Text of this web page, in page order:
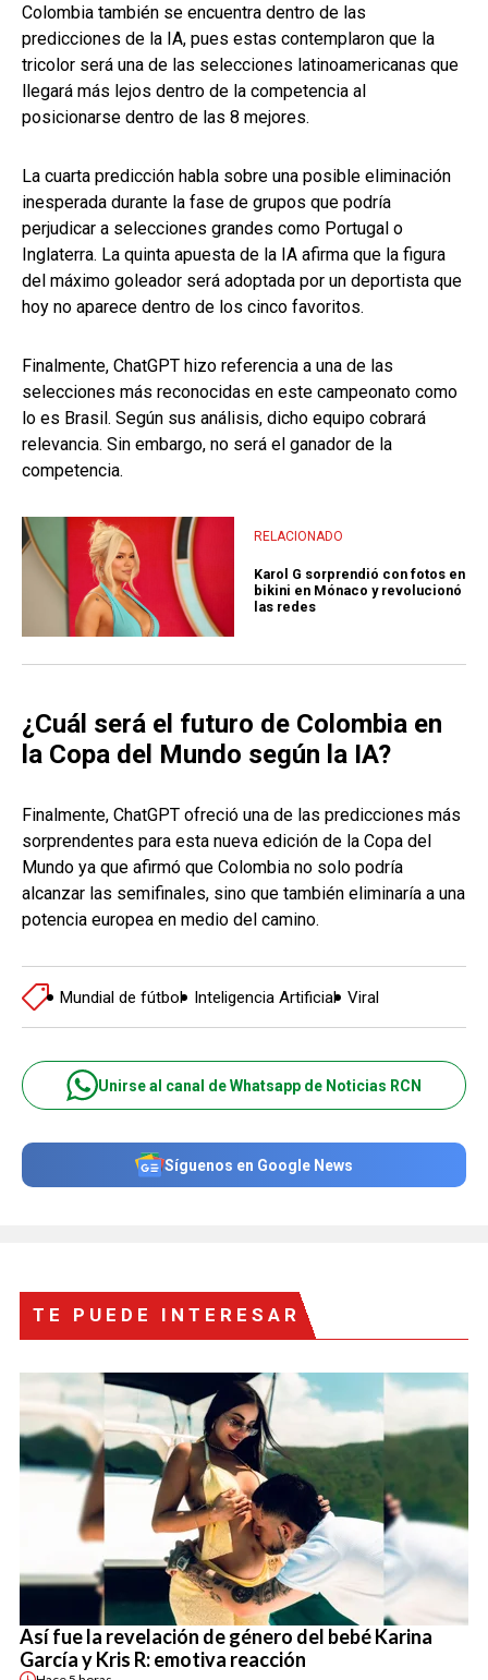
Colombia también se encuentra dentro de las
predicciones de la IA, pues estas contemplaron que la
tricolor será una de las selecciones latinoamericanas que
llegará más lejos dentro de la competencia al
posicionarse dentro de las 8 mejores.
La cuarta predicción habla sobre una posible eliminación
inesperada durante la fase de grupos que podría
perjudicar a selecciones grandes como Portugal o
Inglaterra. La quinta apuesta de la IA afirma que la figura
del máximo goleador será adoptada por un deportista que
hoy no aparece dentro de los cinco favoritos.
Finalmente, ChatGPT hizo referencia a una de las
selecciones más reconocidas en este campeonato como
lo es Brasil. Según sus análisis, dicho equipo cobrará
relevancia. Sin embargo, no será el ganador de la
competencia.
RELACIONADO
Karol G sorprendió con fotos en
bikini en Mónaco y revolucionó
las redes
¿Cuál será el futuro de Colombia en
la Copa del Mundo según la IA?
Finalmente, ChatGPT ofreció una de las predicciones más
sorprendentes para esta nueva edición de la Copa del
Mundo ya que afirmó que Colombia no solo podría
alcanzar las semifinales, sino que también eliminaría a una
potencia europea en medio del camino.
Mundial de fútbol Inteligencia Artificial Viral
Unirse al canal de Whatsapp de Noticias RCN
Síguenos en Google News
TE PUEDE INTERESAR
Así fue la revelación de género del bebé Karina
García y Kris R: emotiva reacción